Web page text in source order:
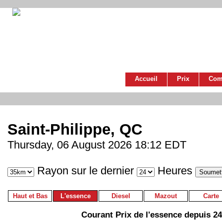
Accueil Prix
Saint-Philippe, QC
Thursday, 06 August 2026 18:12 EDT
Rayon sur le dernier Heures
Haut et Bas L'essence Diesel Mazout Carte
Courant Prix de l'essence depuis